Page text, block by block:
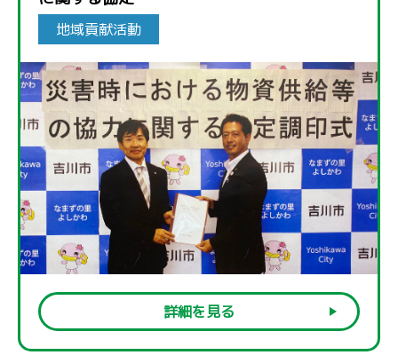
地域貢献活動
詳細を見る